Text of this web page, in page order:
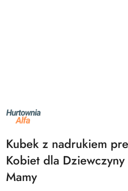
NAZWA
PRODUCENTA:
ALFA
Kubek z nadrukiem
Kobiet dla
Mamy